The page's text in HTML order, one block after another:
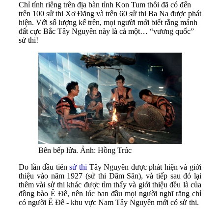
Chỉ tính riêng trên địa bàn tỉnh Kon Tum thôi đã có đến
trên 100 sử thi Xơ Đăng và trên 60 sử thi Ba Na được phát
hiện. Với số lượng kể trên, mọi người mới biết rằng mảnh
đất cực Bắc Tây Nguyên này là cả một… “vương quốc”
sử thi!
Bên bếp lửa. Ảnh: Hồng Trúc
Do lần đầu tiênsử thi Tây Nguyên được phát hiện và giới
thiệu vào năm 1927 (sử thi Dăm Săn), và tiếp sau đó lại
thêm vài sử thi khác được tìm thấy và giới thiệu đều là của
đồng bào Ê Đê, nên lúc ban đầu mọi người nghĩ rằng chỉ
có người Ê Đê - khu vực Nam Tây Nguyên mới có sử thi.